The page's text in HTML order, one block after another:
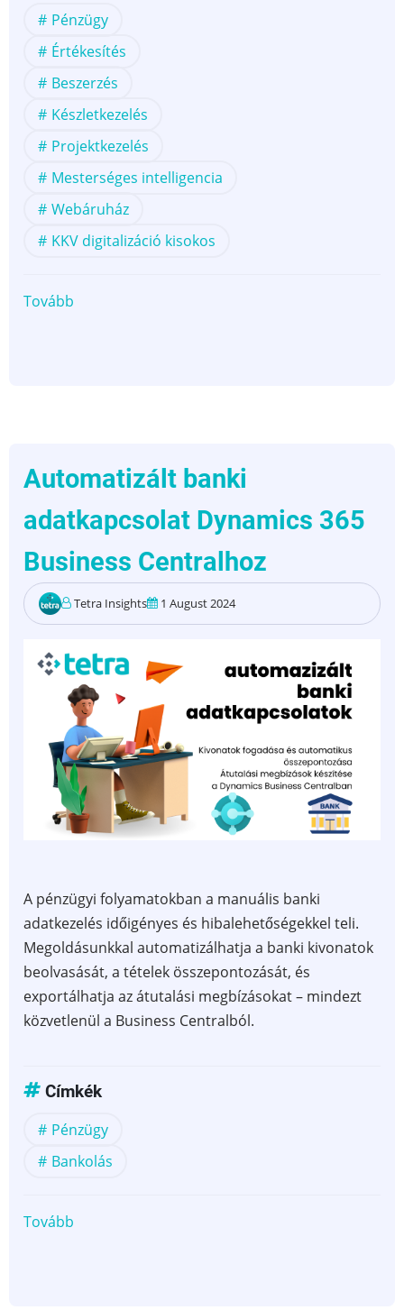
Pénzügy
Értékesítés
Beszerzés
Készletkezelés
Projektkezelés
Mesterséges intelligencia
Webáruház
KKV digitalizáció kisokos
Tovább
Central,
hogyan
a
Automatizált banki
adatkapcsolat Dynamics 365
Business Centralhoz
Tetra Insights 1 August 2024
A pénzügyi folyamatokban a manuális banki
adatkezelés időigényes és hibalehetőségekkel teli.
Megoldásunkkal automatizálhatja a banki kivonatok
beolvasását, a tételek összepontozását, és
exportálhatja az átutalási megbízásokat – mindezt
közvetlenül a Business Centralból.
Címkék
Pénzügy
Bankolás
Tovább